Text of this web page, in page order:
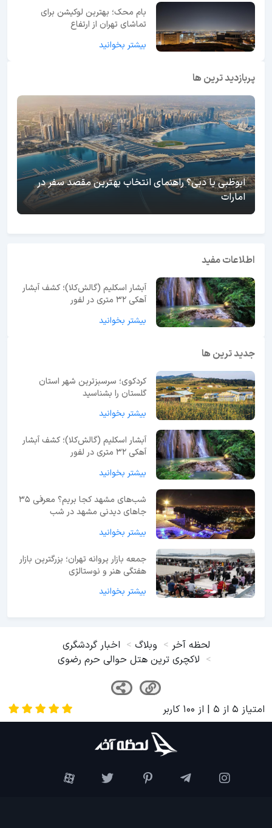
بام محک؛ بهترین لوکیشن برای
تماشای تهران از ارتفاع
بیشتر بخوانید
پربازدید ترین ها
ابوظبی یا دبی؟ راهنمای انتخاب بهترین مقصد سفر در
امارات
اطلاعات مفید
آبشار اسکلیم (گالش‌کلا)؛ کشف آبشار
آهکی ۳۲ متری در لفور
بیشتر بخوانید
جدید ترین ها
کردکوی؛ سرسبزترین شهر استان
گلستان را بشناسید
بیشتر بخوانید
آبشار اسکلیم (گالش‌کلا)؛ کشف آبشار
آهکی ۳۲ متری در لفور
بیشتر بخوانید
شب‌های مشهد کجا بریم؟ معرفی 35
جاهای دیدنی مشهد در شب
بیشتر بخوانید
جمعه بازار پروانه تهران؛ بزرگترین بازار
هفتگی هنر و نوستالژی
بیشتر بخوانید
لحظه آخر وبلاگ
اخبار گردشگری
لاکچری ترین هتل حوالی حرم رضوی
امتیاز 5 از 5 | از 100 کاربر